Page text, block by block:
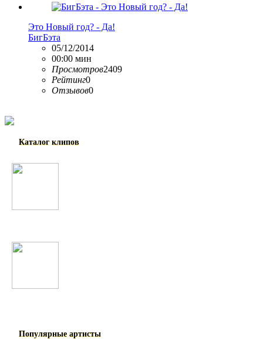
Это Новый год? - Да!
БигБэта
05/12/2014
00:00 мин
Просмотров2409
Рейтинг0
Отзывов0
Каталог клипов
Популярные артисты